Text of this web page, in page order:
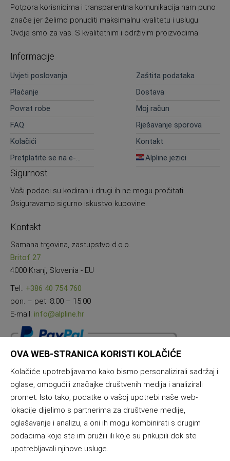
Potpora korisnicima i transparentna komunikacija nam puno
znače jer želimo ponuditi maksimalnu kvalitetu i uslugu.
Ovdje smo za vas. S kvalitetnim i održivim proizvodima.
Informacije
Uvjeti poslovanja
Zaštita podataka
Plaćanje
Dostava
Povrat robe
Moj račun
FAQ
Rješavanje sporova
Kolačići
Kontakt
Pretplatite se na e-
Alpline jezici
Sigurnost
Vaši podaci su kodirani i drugi ih ne mogu pročitati.
Osiguravamo sigurno iskustvo kupovine.
Kontakt
Samana trgovina, zastupstvo d.o.o.
Britof 27
4000 Kranj, Slovenia - EU
Tel.: +386 40 754 760
pon. – pet. 8:00 – 15:00
E-mail: info@alpline.hr
OVA WEB-STRANICA KORISTI KOLAČIĆE
Kolačiće upotrebljavamo kako bismo personalizirali sadržaj i
oglase, omogućili značajke društvenih medija i analizirali
promet. Isto tako, podatke o vašoj upotrebi naše web-
lokacije dijelimo s partnerima za društvene medije,
oglašavanje i analizu, a oni ih mogu kombinirati s drugim
podacima koje ste im pružili ili koje su prikupili dok ste
upotrebljavali njihove usluge.